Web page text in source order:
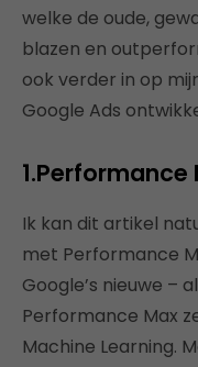
welke de oude,
blazen en
ook verder in op
Google Ads
1.Performance
Ik kan dit artikel
met Performance
Google’s nieuwe –
Performance Max
Machine Learning.